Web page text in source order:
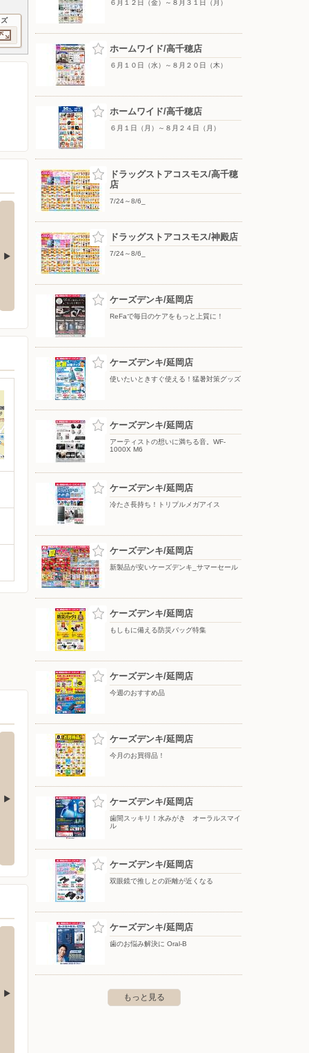
７月１日（水）〜８月３１日
（月）
（木）
モス/高千穂店 ケーズデンキ/延岡店
６月１２日（金）～８月３１日（月）
ホームワイド/高千穂店
６月１０日（水）～８月２０日（木）
ホームワイド/高千穂店
６月１日（月）～８月２４日（月）
ドラッグストアコスモス/高千穂
店
7/24～8/6_
ドラッグストアコスモス/神殿店
7/24～8/6_
ケーズデンキ/延岡店
ReFaで毎日のケアをもっと上質に！
ケーズデンキ/延岡店
使いたいときすぐ使える！猛暑対策グッズ
ケーズデンキ/延岡店
アーティストの想いに満ちる音。WF-
1000X M6
ケーズデンキ/延岡店
冷たさ長持ち！トリプルメガアイス
ケーズデンキ/延岡店
新製品が安いケーズデンキ_サマーセール
ケーズデンキ/延岡店
もしもに備える防災バッグ特集
ケーズデンキ/延岡店
今週のおすすめ品
ケーズデンキ/延岡店
今月のお買得品！
ケーズデンキ/延岡店
歯間スッキリ！水みがき オーラルスマイ
ル
ケーズデンキ/延岡店
双眼鏡で推しとの距離が近くなる
ケーズデンキ/延岡店
歯のお悩み解決に Oral-B
もっと見る